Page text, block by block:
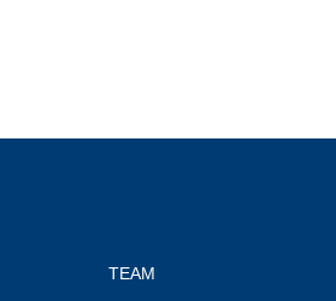
TEAM